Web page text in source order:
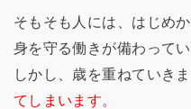
そもそも人には、はじめ
身を守る働きが備わってい
しかし、歳を重ねていき
てしまいます。